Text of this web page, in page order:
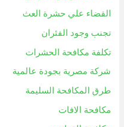
القضاء علي حشرة العث
تجنب وجود الفئران
تكلفة مكافحة الحشرات
شركة مصرية بجودة عالمية
طرق المكافحة السليمة
مكافحة الافات